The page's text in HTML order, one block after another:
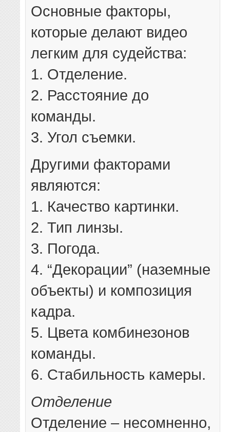
Основные факторы,
которые делают видео
легким для судейства:
1. Отделение.
2. Расстояние до
команды.
3. Угол съемки.
Другими факторами
являются:
1. Качество картинки.
2. Тип линзы.
3. Погода.
4. “Декорации” (наземные
объекты) и композиция
кадра.
5. Цвета комбинезонов
команды.
6. Стабильность камеры.
Отделение
Отделение – несомненно,